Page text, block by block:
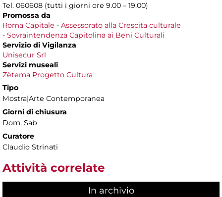
Tel. 060608 (tutti i giorni ore 9.00 – 19.00)
Promossa da
Roma Capitale - Assessorato alla Crescita culturale
- Sovraintendenza Capitolina ai Beni Culturali
Servizio di Vigilanza
Unisecur Srl
Servizi museali
Zètema Progetto Cultura
Tipo
Mostra|Arte Contemporanea
Giorni di chiusura
Dom, Sab
Curatore
Claudio Strinati
Attività correlate
In archivio